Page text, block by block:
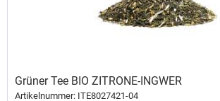
Grüner Tee BIO ZITRONE-INGWER
Artikelnummer: ITE8027421-04